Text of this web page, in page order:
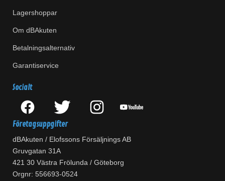
Lagershoppar
Om dBAkuten
Betalningsalternativ
Garantiservice
Socialt
Företagsuppgifter
dBAkuten / Elofssons Försäljnings AB
Gruvgatan 31A
421 30 Västra Frölunda / Göteborg
Orgnr: 556693-0524